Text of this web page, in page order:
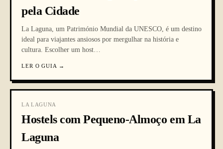
pela Cidade
La Laguna, um Património Mundial da UNESCO, é um destino
ideal para viajantes ansiosos por mergulhar na história e
cultura. Escolher um host…
LER O GUIA →
LA LAGUNA
Hostels com Pequeno-Almoço em La
Laguna